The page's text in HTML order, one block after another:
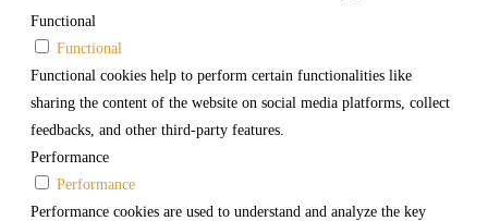
Functional
Functional
Functional cookies help to perform certain functionalities like
sharing the content of the website on social media platforms, collect
feedbacks, and other third-party features.
Performance
Performance
Performance cookies are used to understand and analyze the key